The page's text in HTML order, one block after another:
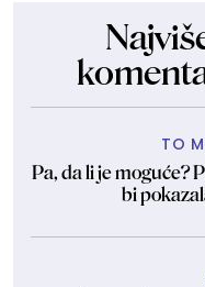
TO
Pa, da li je moguće?
bi